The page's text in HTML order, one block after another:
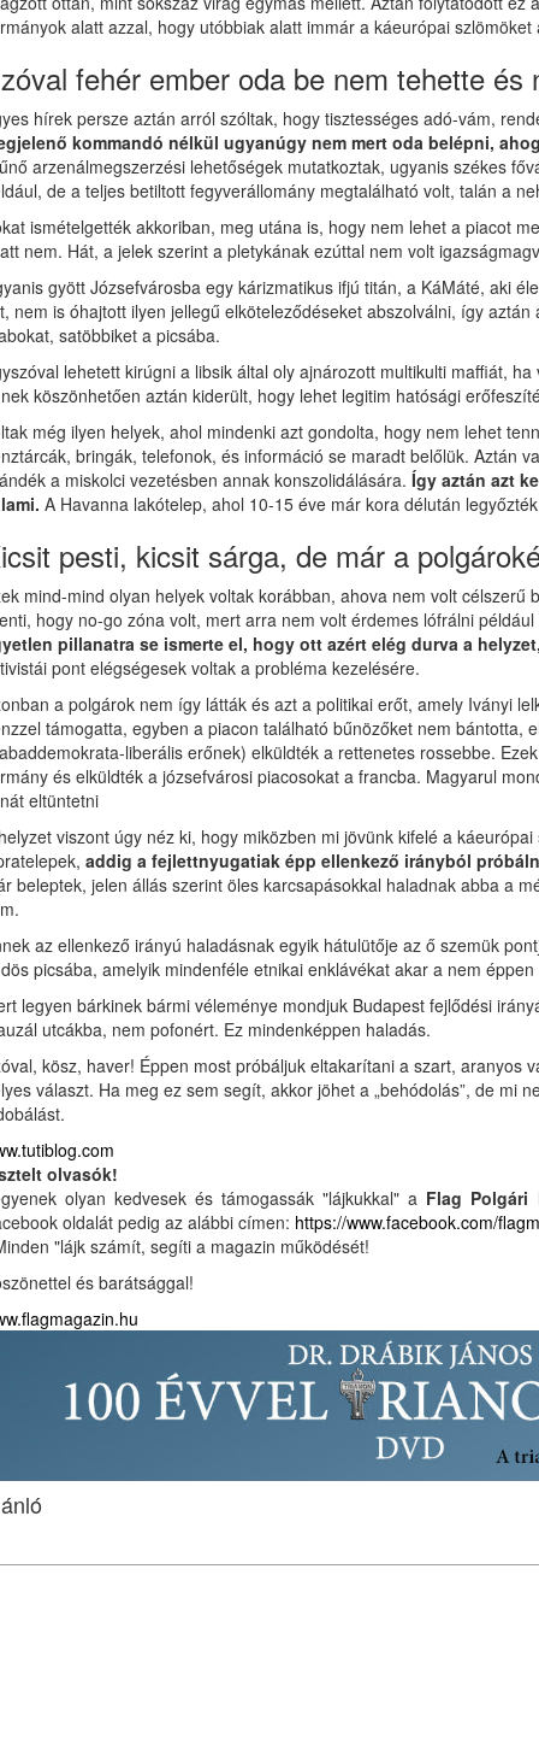
alatt azzal, hogy utóbbiak alatt immár a káeurópai
fehér ember oda be nem tehette
hírek persze aztán arról szóltak, hogy tisztességes adó-vám,
kommandó nélkül ugyanúgy nem mert oda belépni,
arzenálmegszerzési lehetőségek mutatkoztak, ugyanis székes
de a teljes betiltott fegyverállomány megtalálható volt, talán a
ismételgették akkoriban, meg utána is, hogy nem lehet a piacot
nem. Hát, a jelek szerint a pletykának ezúttal nem volt
gyött Józsefvárosba egy kárizmatikus ifjú titán, a KáMáté, aki
nem is óhajtott ilyen jellegű elköteleződéseket abszolválni, így
satöbbiket a picsába.
lehetett kirúgni a libsik által oly ajnározott multikulti maffiát,
köszönhetően aztán kiderült, hogy lehet legitim hatósági
még ilyen helyek, ahol mindenki azt gondolta, hogy nem lehet
bringák, telefonok, és információ se maradt belőlük. Aztán
a miskolci vezetésben annak konszolidálására. Így aztán azt
A Havanna lakótelep, ahol 10-15 éve már kora délután
pesti, kicsit sárga, de már a
mind-mind olyan helyek voltak korábban, ahova nem volt
hogy no-go zóna volt, mert arra nem volt érdemes lófrálni
pillanatra se ismerte el, hogy ott azért elég durva a
pont elégségesek voltak a probléma kezelésére.
a polgárok nem így látták és azt a politikai erőt, amely Iványi
támogatta, egyben a piacon található bűnözőket nem
liberális erőnek) elküldték a rettenetes rossebbe.
és elküldték a józsefvárosi piacosokat a francba. Magyarul
eltüntetni
viszont úgy néz ki, hogy miközben mi jövünk kifelé a
addig a fejlettnyugatiak épp ellenkező irányból
beleptek, jelen állás szerint öles karcsapásokkal haladnak abba a
az ellenkező irányú haladásnak egyik hátulütője az ő szemük
picsába, amelyik mindenféle etnikai enklávékat akar a nem
legyen bárkinek bármi véleménye mondjuk Budapest fejlődési
utcákba, nem pofonért. Ez mindenképpen haladás.
kösz, haver! Éppen most próbáljuk eltakarítani a szart, aranyos
választ. Ha meg ez sem segít, akkor jöhet a „behódolás”, de mi
olvasók!
olyan kedvesek és támogassák "lájkukkal" a Flag Polgári
oldalát pedig az alábbi címen: https://www.facebook.com/
"lájk számít, segíti a magazin működését!
és barátsággal!